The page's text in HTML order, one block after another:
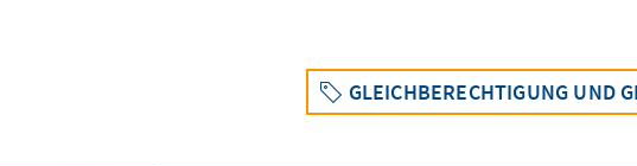
GLEICHBERECHTIGUNG UND